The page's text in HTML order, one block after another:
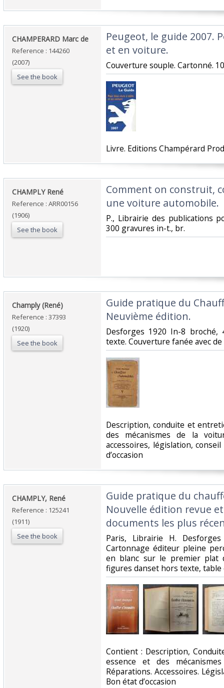
‎CHAMPERARD Marc de ‎
Reference : 144260
(2007)
See the book
‎Peugeot, le guide 2007.
et en voiture.‎
‎Couverture souple. Cartonné.
‎Livre. Editions Champérard
‎CHAMPLY René‎
Reference : ARR00156
(1906)
See the book
‎Comment on construit,
une voiture automobile.‎
‎P., Librairie des publications
300 gravures in-t., br.‎
‎Champly (René)‎
Reference : 37393
(1920)
See the book
‎Guide pratique du
Neuvième édition.‎
‎Desforges 1920 In-8
texte. Couverture fanée avec
‎Description, conduite et
des mécanismes de la
accessoires, législation,
d’occasion ‎
‎CHAMPLY, René‎
Reference : 125241
(1911)
See the book
‎Guide pratique du
Nouvelle édition revue
documents les plus
‎Paris, Librairie H.
Cartonnage éditeur pleine
en blanc sur le premier plat
figures danset hors texte, table
‎Contient : Description,
essence et des
Réparations. Accessoires.
Bon état d’occasion ‎